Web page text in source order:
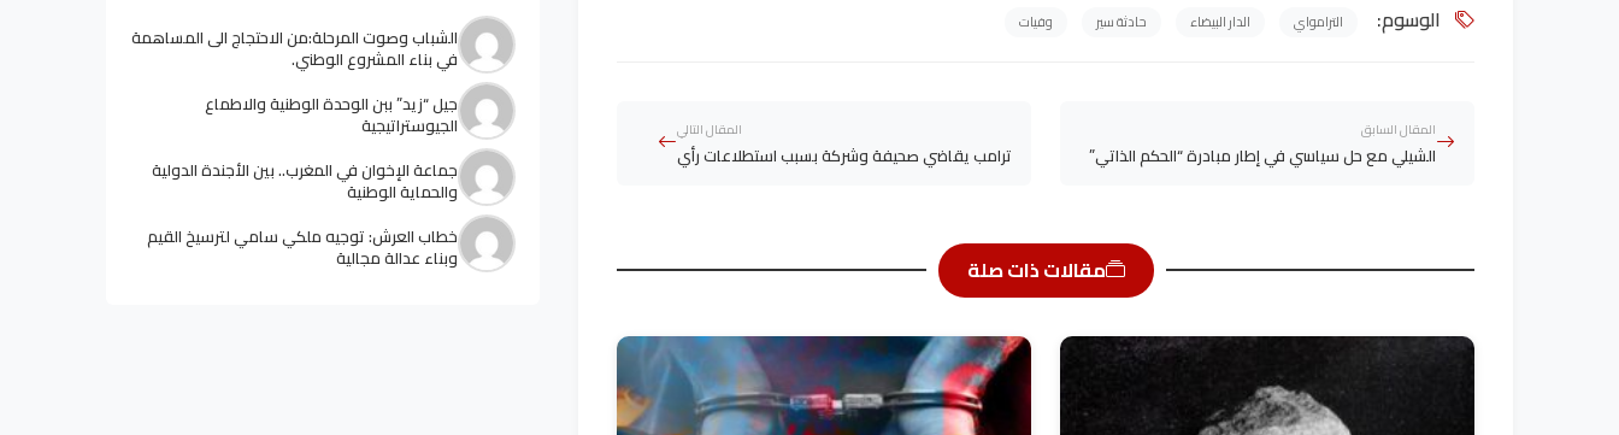
الوسوم: الترامواي الدار البيضاء حادثة سير وفيات
المقال السابق
الشيلي مع حل سياسي في إطار مبادرة “الحكم الذاتي”
المقال التالي
ترامب يقاضي صحيفة وشركة بسبب استطلاعات رأي
مقالات ذات صلة
الشباب وصوت المرحلة:من الاحتجاج الى المساهمة
في بناء المشروع الوطني.
جيل “زيد” ببن الوحدة الوطنية والاطماع
الجيوستراتيجية
جماعة الإخوان في المغرب.. بين الأجندة الدولية
والحماية الوطنية
خطاب العرش: توجيه ملكي سامي لترسيخ القيم
وبناء عدالة مجالية